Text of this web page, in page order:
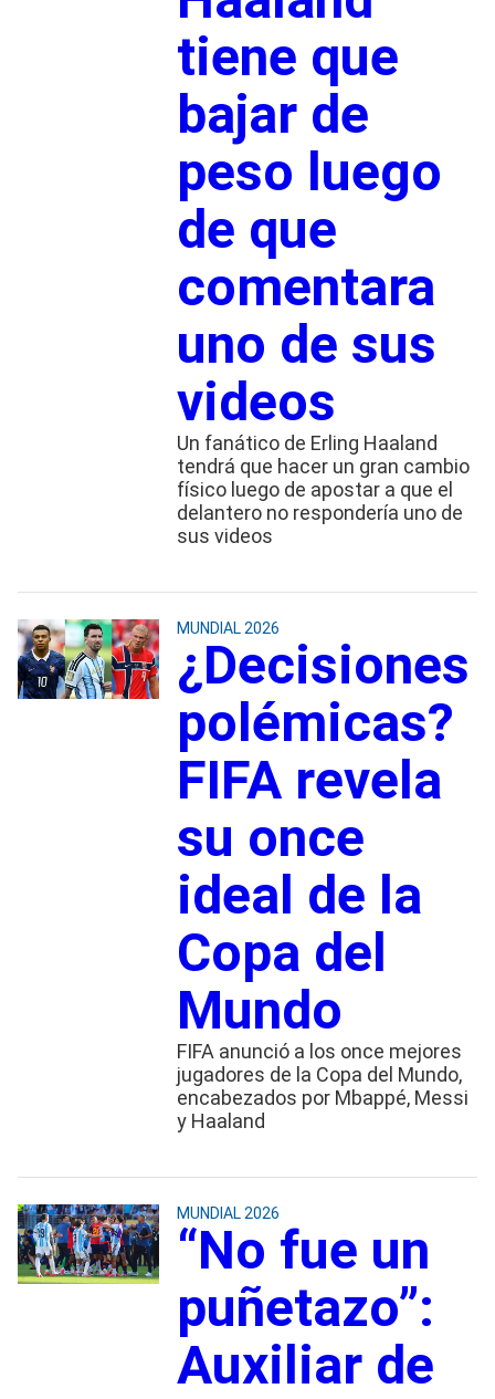
tiene que
bajar de
peso luego
de que
comentara
uno de sus
videos
Un fanático de Erling Haaland
tendrá que hacer un gran cambio
físico luego de apostar a que el
delantero no respondería uno de
sus videos
MUNDIAL 2026
¿Decisiones
polémicas?
FIFA revela
su once
ideal de la
Copa del
Mundo
FIFA anunció a los once mejores
jugadores de la Copa del Mundo,
encabezados por Mbappé, Messi
y Haaland
MUNDIAL 2026
“No fue un
puñetazo”:
Auxiliar de